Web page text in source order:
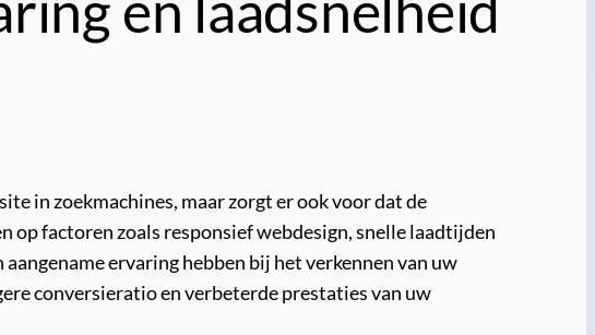
in zoekmachines, maar zorgt er ook voor dat de
op factoren zoals responsief webdesign, snelle laadtijden
ervaring hebben bij het verkennen van uw
conversieratio en verbeterde prestaties van uw